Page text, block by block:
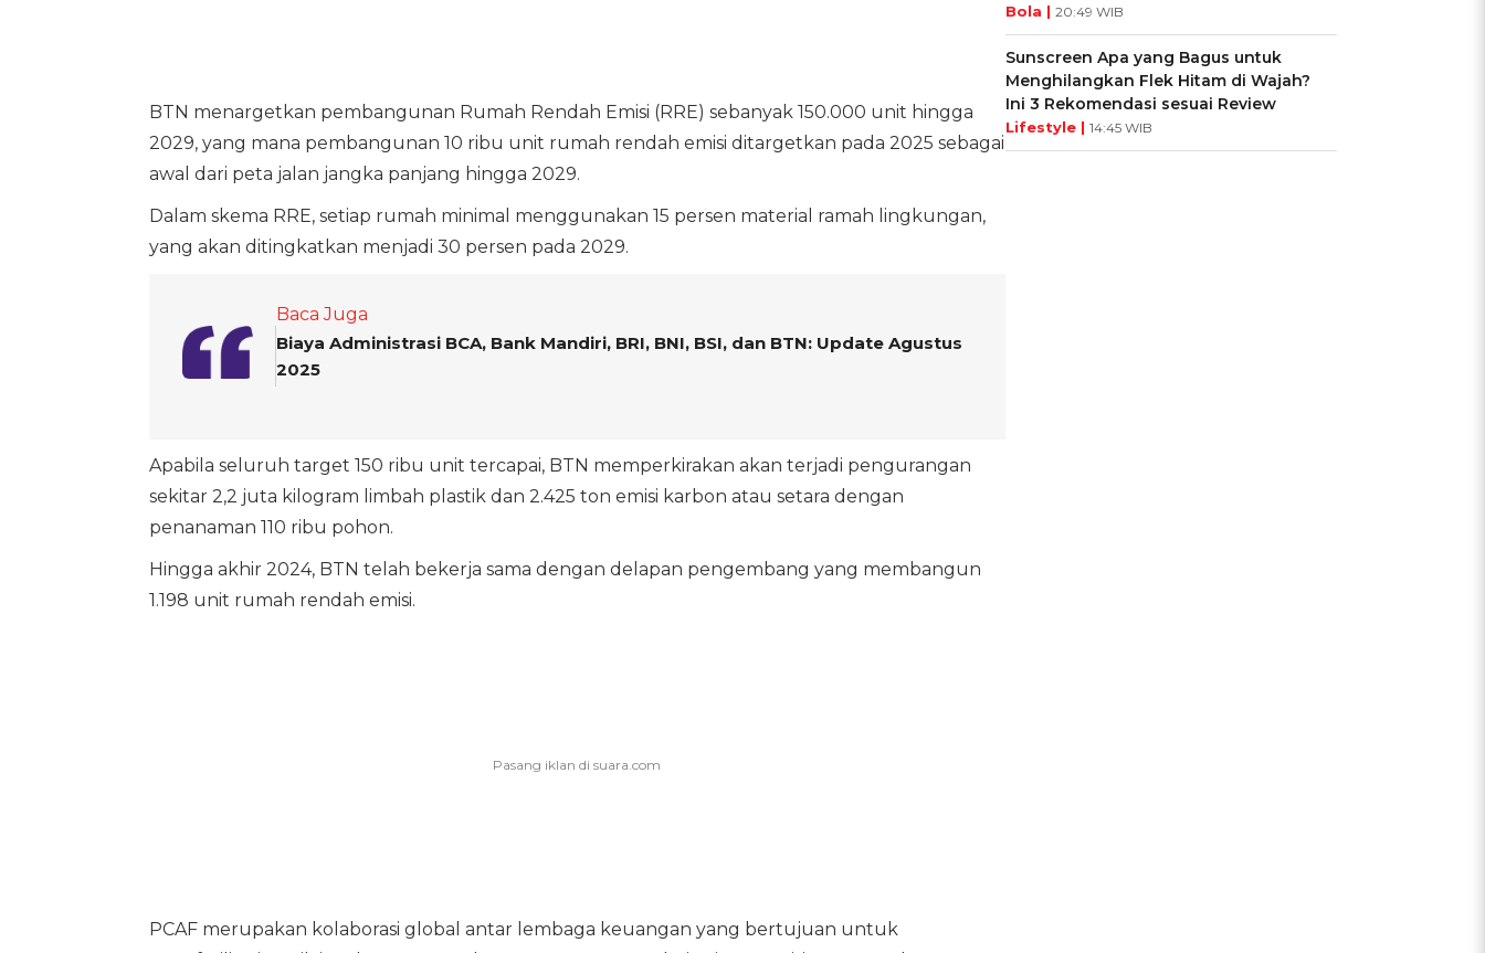
BTN menargetkan pembangunan Rumah Rendah Emisi (RRE) sebanyak 150.000 unit hingga
2029, yang mana pembangunan 10 ribu unit rumah rendah emisi ditargetkan pada 2025 sebagai
awal dari peta jalan jangka panjang hingga 2029.
Dalam skema RRE, setiap rumah minimal menggunakan 15 persen material ramah lingkungan,
yang akan ditingkatkan menjadi 30 persen pada 2029.
Baca Juga
Biaya Administrasi BCA, Bank Mandiri, BRI, BNI, BSI, dan BTN: Update Agustus
2025
Apabila seluruh target 150 ribu unit tercapai, BTN memperkirakan akan terjadi pengurangan
sekitar 2,2 juta kilogram limbah plastik dan 2.425 ton emisi karbon atau setara dengan
penanaman 110 ribu pohon.
Hingga akhir 2024, BTN telah bekerja sama dengan delapan pengembang yang membangun
1.198 unit rumah rendah emisi.
PCAF merupakan kolaborasi global antar lembaga keuangan yang bertujuan untuk
Bola | 20:49 WIB
Sunscreen Apa yang Bagus untuk
Menghilangkan Flek Hitam di Wajah?
Ini 3 Rekomendasi sesuai Review
Lifestyle | 14:45 WIB